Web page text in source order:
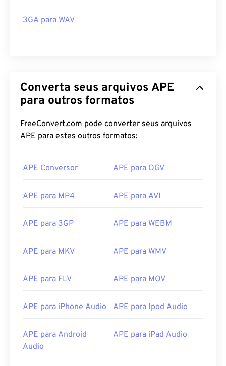
3GA para WAV
Converta seus arquivos APE
para outros formatos
FreeConvert.com pode converter seus arquivos
APE para estes outros formatos:
APE Conversor APE para OGV
APE para MP4 APE para AVI
APE para 3GP APE para WEBM
APE para MKV APE para WMV
APE para FLV APE para MOV
APE para iPhone Audio APE para Ipod Audio
APE para Android
Audio
APE para iPad Audio